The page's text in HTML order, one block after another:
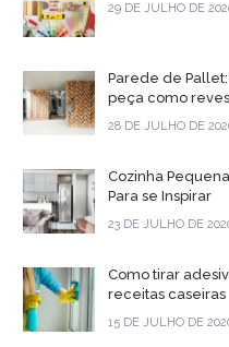
29 DE JULHO DE
Parede de
peça como
28 DE JULHO DE
Cozinha
Para se Inspirar
23 DE JULHO DE
Como tirar
receitas caseiras
15 DE JULHO DE